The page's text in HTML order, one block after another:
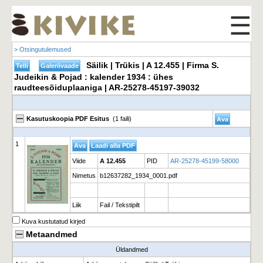
☰
> Otsingutulemused
Säilik | Trükis | A 12.455 | Firma S.
Judeikin & Pojad : kalender 1934 : ühes
raudteesõiduplaaniga | AR-25278-45197-39032
Kasutuskoopia PDF Esitus (1 faili)
1
Viide A 12.455 PID AR-25278-45199-58000
Nimetus b12637282_1934_0001.pdf
Liik Fail / Tekstipilt
Kuva kustutatud kirjed
Metaandmed
Üldandmed